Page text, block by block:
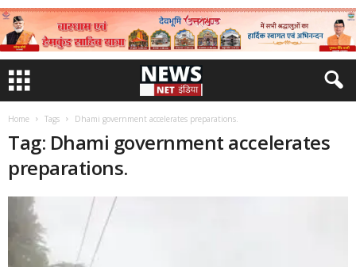
Home Tags Dhami government accelerates preparations.
Tag: Dhami government accelerates
preparations.